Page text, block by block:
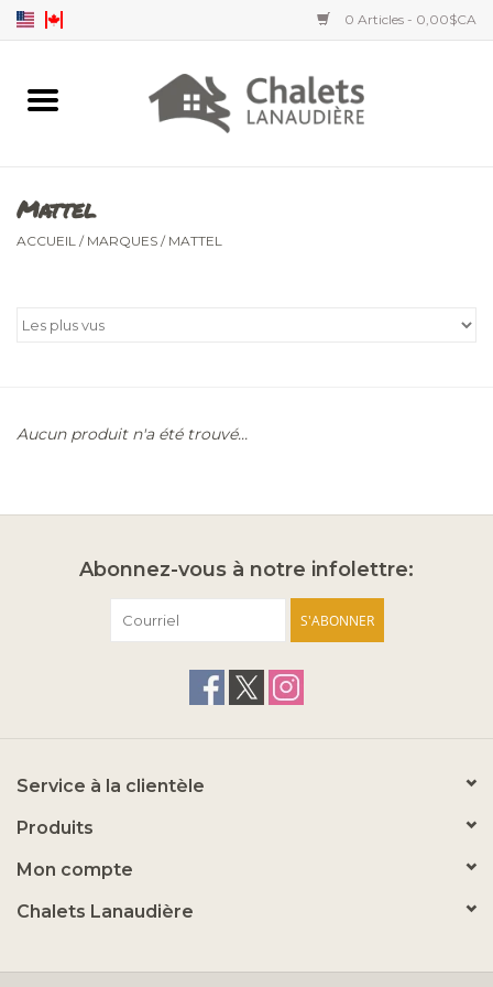
0 Articles - 0,00$CA
Accueil
Vêtements hommes
Mattel
ACCUEIL / MARQUES / MATTEL
Aucun produit n'a été trouvé...
Abonnez-vous à notre infolettre:
S'ABONNER
Service à la clientèle
Produits
Mon compte
Chalets Lanaudière